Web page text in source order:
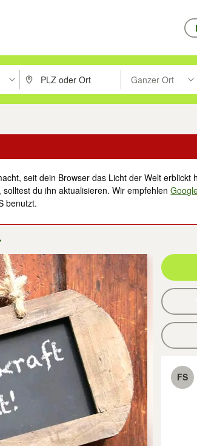
Vorschläge mit den Pfeiltasten nach oben/
PLZ oder Ort eingeben. Eingabetaste
Ganzer Ort
Suche im Umkreis
seit dein Browser das Licht der Welt erblickt
du ihn aktualisieren. Wir empfehlen
benutzt.
FS